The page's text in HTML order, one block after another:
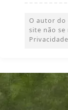
O autor do
site não se